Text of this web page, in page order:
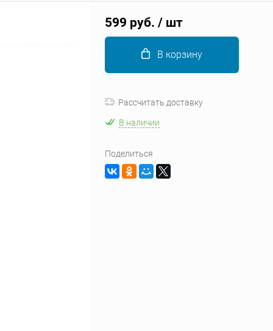
599 руб. / шт
В корзину
Рассчитать доставку
В наличии
Поделиться